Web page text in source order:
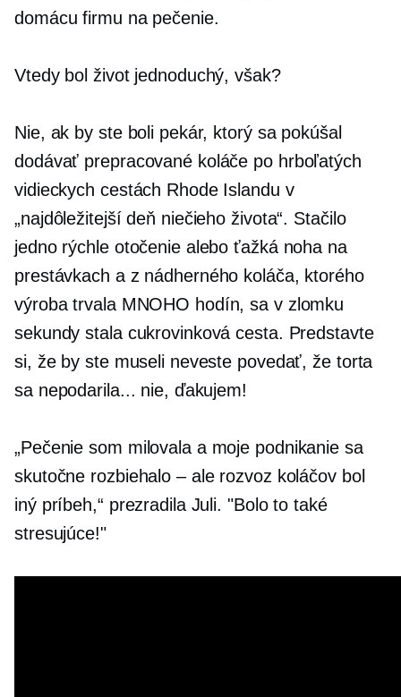
domácu firmu na pečenie.
Vtedy bol život jednoduchý, však?
Nie, ak by ste boli pekár, ktorý sa pokúšal
dodávať prepracované koláče po hrboľatých
vidieckych cestách Rhode Islandu v
„najdôležitejší deň niečieho života“. Stačilo
jedno rýchle otočenie alebo ťažká noha na
prestávkach a z nádherného koláča, ktorého
výroba trvala MNOHO hodín, sa v zlomku
sekundy stala cukrovinková cesta. Predstavte
si, že by ste museli neveste povedať, že torta
sa nepodarila... nie, ďakujem!
„Pečenie som milovala a moje podnikanie sa
skutočne rozbiehalo – ale rozvoz koláčov bol
iný príbeh,“ prezradila Juli. "Bolo to také
stresujúce!"